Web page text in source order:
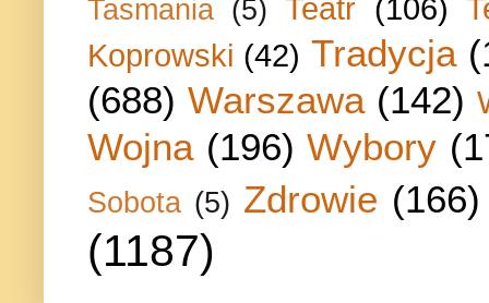
Tasmania (5) Teatr (106)
Koprowski (42) Tradycja
(688) Warszawa (142)
Wojna (196) Wybory
Sobota (5) Zdrowie (166)
(1187)